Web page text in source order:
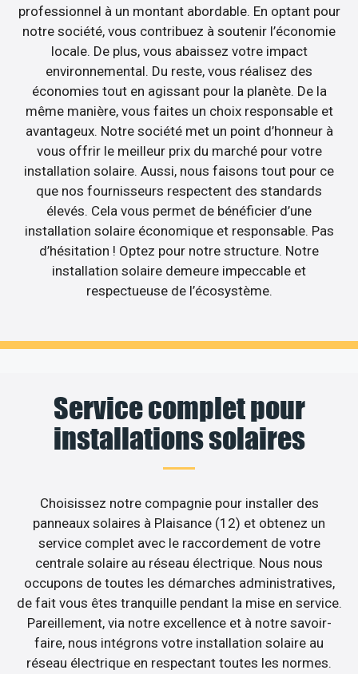
professionnel à un montant abordable. En optant pour
notre société, vous contribuez à soutenir l’économie
locale. De plus, vous abaissez votre impact
environnemental. Du reste, vous réalisez des
économies tout en agissant pour la planète. De la
même manière, vous faites un choix responsable et
avantageux. Notre société met un point d’honneur à
vous offrir le meilleur prix du marché pour votre
installation solaire. Aussi, nous faisons tout pour ce
que nos fournisseurs respectent des standards
élevés. Cela vous permet de bénéficier d’une
installation solaire économique et responsable. Pas
d’hésitation ! Optez pour notre structure. Notre
installation solaire demeure impeccable et
respectueuse de l’écosystème.
Service complet pour
installations solaires
Choisissez notre compagnie pour installer des
panneaux solaires à Plaisance (12) et obtenez un
service complet avec le raccordement de votre
centrale solaire au réseau électrique. Nous nous
occupons de toutes les démarches administratives,
de fait vous êtes tranquille pendant la mise en service.
Pareillement, via notre excellence et à notre savoir-
faire, nous intégrons votre installation solaire au
réseau électrique en respectant toutes les normes.